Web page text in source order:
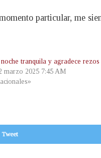
particular, me
noche tranquila y agradece
marzo 2025 7:45 AM
Tweet